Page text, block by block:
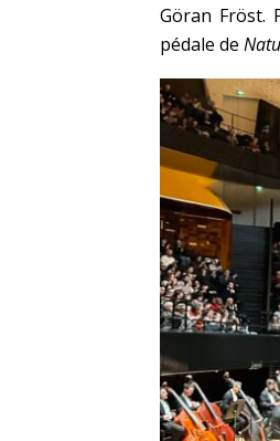
Göran Fröst.
pédale de